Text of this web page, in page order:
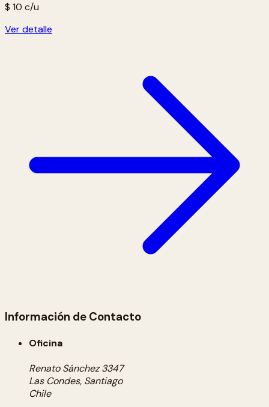
$ 10 c/u
Ver detalle
Información de Contacto
Oficina
Renato Sánchez 3347
Las Condes, Santiago
Chile